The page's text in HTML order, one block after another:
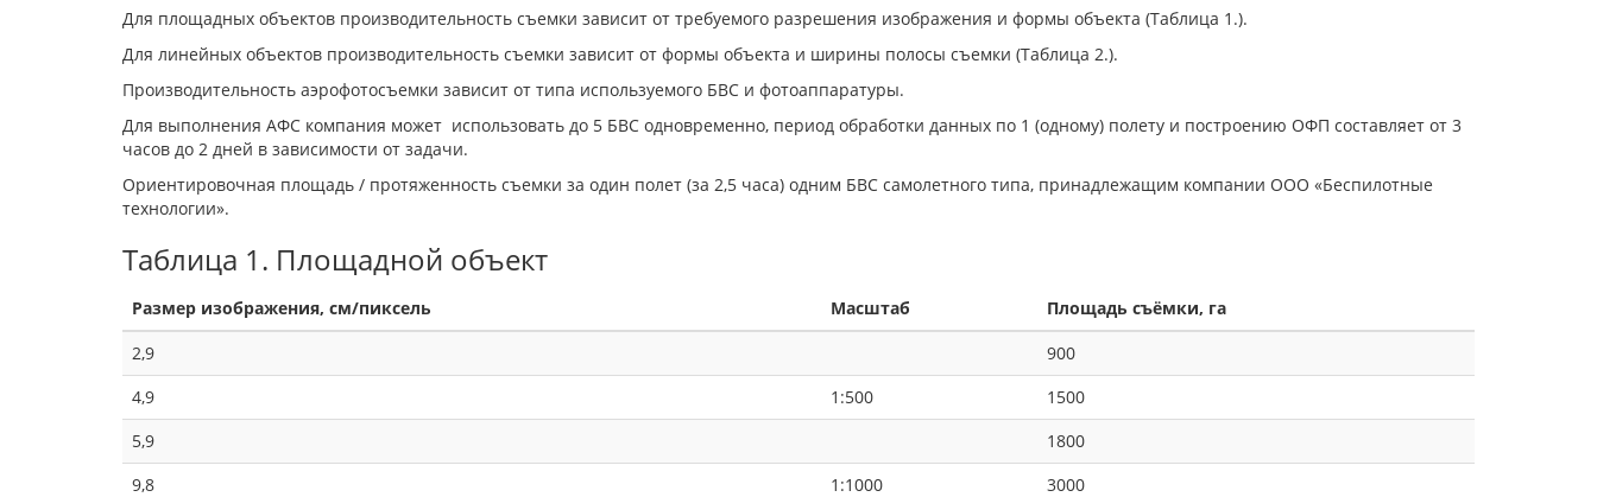
Для площадных объектов производительность съемки зависит от требуемого разрешения изображения и формы объекта (Таблица 1.).
Для линейных объектов производительность съемки зависит от формы объекта и ширины полосы съемки (Таблица 2.).
Производительность аэрофотосъемки зависит от типа используемого БВС и фотоаппаратуры.
Для выполнения АФС компания может использовать до 5 БВС одновременно, период обработки данных по 1 (одному) полету и построению ОФП составляет от 3
часов до 2 дней в зависимости от задачи.
Ориентировочная площадь / протяженность съемки за один полет (за 2,5 часа) одним БВС самолетного типа, принадлежащим компании ООО «Беспилотные
технологии».
Таблица 1. Площадной объект
Размер изображения, см/пиксель Масштаб
Площадь съёмки, га
2,9
900
4,9
1:500
1500
5,9
1800
9,8
1:1000
3000